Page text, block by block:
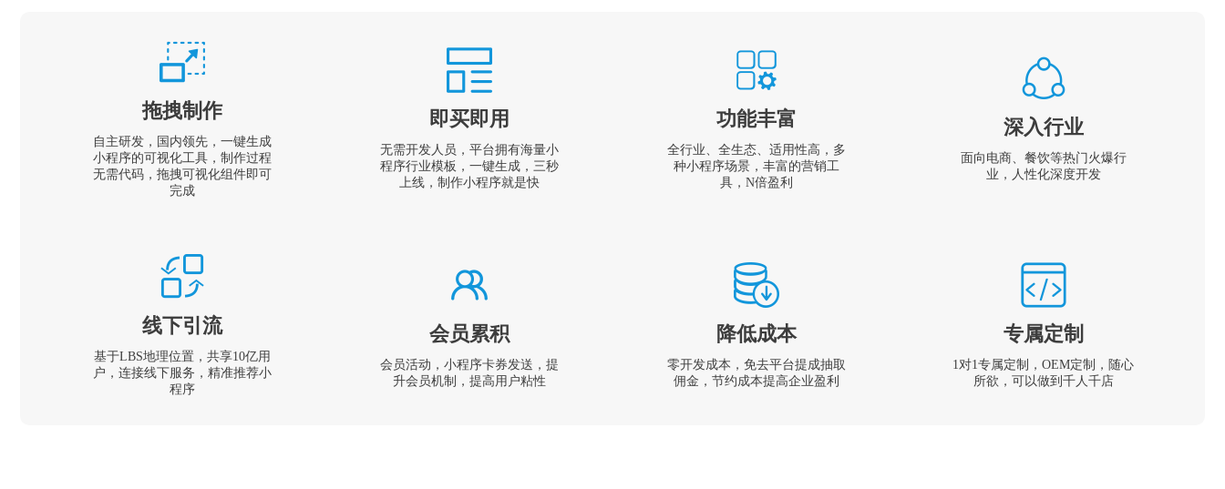
拖拽制作
自主研发，国内领先，一键生成
小程序的可视化工具，制作过程
无需代码，拖拽可视化组件即可
完成
即买即用
无需开发人员，平台拥有海量小
程序行业模板，一键生成，三秒
上线，制作小程序就是快
功能丰富
全行业、全生态、适用性高，多
种小程序场景，丰富的营销工
具，N倍盈利
深入行业
面向电商、餐饮等热门火爆行
业，人性化深度开发
线下引流
基于LBS地理位置，共享10亿用
户，连接线下服务，精准推荐小
程序
会员累积
会员活动，小程序卡券发送，提
升会员机制，提高用户粘性
降低成本
零开发成本，免去平台提成抽取
佣金，节约成本提高企业盈利
专属定制
1对1专属定制，OEM定制，随心
所欲，可以做到千人千店